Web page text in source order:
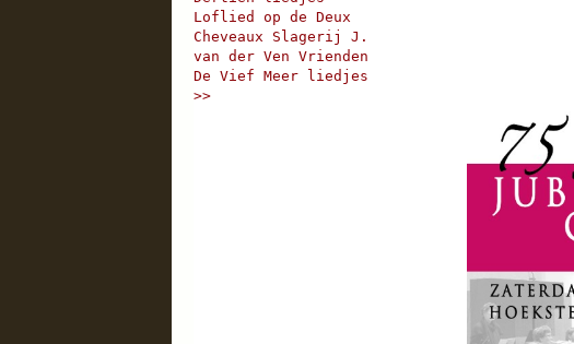
Loflied op de Deux
Cheveaux
Slagerij J.
van der Ven Vrienden
De Vief Meer liedjes
>>